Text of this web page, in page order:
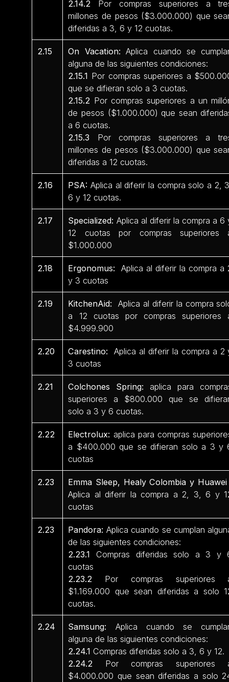
2.14.2 Por compras superiores a
millones de pesos ($3.000.000) que
diferidas a 3, 6 y 12 cuotas.
2.15 On Vacation:Aplica cuando se
alguna de las siguientes condiciones:
2.15.1 Por compras superiores a
que se difieran solo a 3 cuotas.
2.15.2 Por compras superiores a un
de pesos ($1.000.000) que sean
a 6 cuotas.
2.15.3 Por compras superiores a
millones de pesos ($3.000.000) que
diferidas a 12 cuotas.
2.16 PSA:Aplica al diferir la compra solo a 2,
6 y 12 cuotas.
2.17 Specialized: Aplica al diferir la compra a 6
12 cuotas por compras superiores
$1.000.000
2.18 Ergonomus:Aplica al diferir la compra a
y 3 cuotas
2.19 KitchenAid:Aplica al diferir la compra
a 12 cuotas por compras superiores
$4.999.900
2.20 Carestino:Aplica al diferir la compra a 2
3 cuotas
2.21 Colchones Spring: aplica para
superiores a $800.000 que se
solo a 3 y 6 cuotas.
2.22 Electrolux: aplica para compras
a $400.000 que se difieran solo a 3 y
cuotas
2.23
Emma Sleep, Healy Colombia y Huawei
Aplica al diferir la compra a 2, 3, 6 y
cuotas
2.23 Pandora: Aplica cuando se cumplan
de las siguientes condiciones:
2.23.1 Compras diferidas solo a 3 y
cuotas
2.23.2 Por compras superiores
$1.169.000 que sean diferidas a solo
cuotas.
2.24 Samsung: Aplica cuando se
alguna de las siguientes condiciones:
2.24.1 Compras diferidas solo a 3, 6 y 12.
2.24.2 Por compras superiores
$4.000.000 que sean diferidas a solo